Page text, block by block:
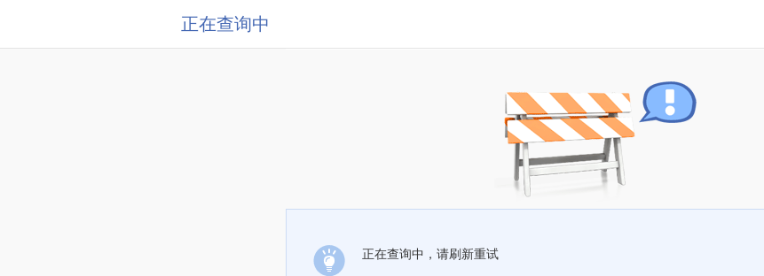
正在查询中
正在查询中，请刷新重试